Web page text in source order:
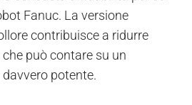
Fanuc. La versione
contribuisce a ridurre
che può contare su un
potente.